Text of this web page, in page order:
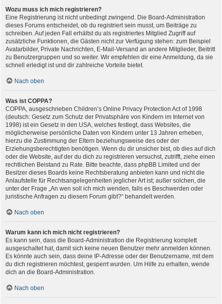
Wozu muss ich mich registrieren?
Eine Registrierung ist nicht unbedingt zwingend. Die Board-Administration
dieses Forums entscheidet, ob du registriert sein musst, um Beiträge zu
schreiben. Auf jeden Fall erhältst du als registriertes Mitglied Zugriff auf
zusätzliche Funktionen, die Gästen nicht zur Verfügung stehen: zum Beispiel
Avatarbilder, Private Nachrichten, E-Mail-Versand an andere Mitglieder, Beitritt
zu Benutzergruppen und so weiter. Wir empfehlen dir eine Anmeldung, da sie
schnell erledigt ist und dir zahlreiche Vorteile bietet.
Nach oben
Was ist COPPA?
COPPA, ausgeschrieben Children’s Online Privacy Protection Act of 1998
(deutsch: Gesetz zum Schutz der Privatsphäre von Kindern im Internet von
1998) ist ein Gesetz in den USA, welches festlegt, dass Websites, die
möglicherweise persönliche Daten von Kindern unter 13 Jahren erheben,
hierzu die Zustimmung der Eltern beziehungsweise des oder der
Erziehungsberechtigten benötigen. Wenn du dir unsicher bist, ob dies auf dich
oder die Website, auf der du dich zu registrieren versuchst, zutrifft, ziehe einen
rechtlichen Beistand zu Rate. Bitte beachte, dass phpBB Limited und der
Besitzer dieses Boards keine Rechtsberatung anbieten kann und nicht die
Anlaufstelle für Rechtsangelegenheiten jeglicher Art ist; außer solchen, die
unter der Frage „An wen soll ich mich wenden, falls es Beschwerden oder
juristische Anfragen zu diesem Forum gibt?“ behandelt werden.
Nach oben
Warum kann ich mich nicht registrieren?
Es kann sein, dass die Board-Administration die Registrierung komplett
ausgeschaltet hat, damit sich keine neuen Benutzer mehr anmelden können.
Es könnte auch sein, dass deine IP-Adresse oder der Benutzername, mit dem
du dich registrieren möchtest, gesperrt wurden. Um Hilfe zu erhalten, wende
dich an die Board-Administration.
Nach oben